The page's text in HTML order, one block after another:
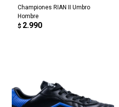
Championes RIAN II Umbro
Hombre
$ 2.990